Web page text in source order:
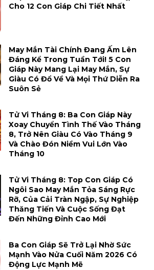
Cho 12 Con Giáp Chi Tiết Nhất
May Mắn Tài Chính Đang Ấm Lên
Đáng Kể Trong Tuần Tới! 5 Con
Giáp Này Mang Lại May Mắn, Sự
Giàu Có Đổ Về Và Mọi Thứ Diễn Ra
Suôn Sẻ
Tử Vi Tháng 8: Ba Con Giáp Này
Xoay Chuyển Tình Thế Vào Tháng
8, Trở Nên Giàu Có Vào Tháng 9
Và Chào Đón Niềm Vui Lớn Vào
Tháng 10
Tử Vi Tháng 8: Top Con Giáp Có
Ngôi Sao May Mắn Tỏa Sáng Rực
Rỡ, Của Cải Tràn Ngập, Sự Nghiệp
Thăng Tiến Và Cuộc Sống Đạt
Đến Những Đỉnh Cao Mới
Ba Con Giáp Sẽ Trở Lại Nhờ Sức
Mạnh Vào Nửa Cuối Năm 2026 Có
Động Lực Mạnh Mẽ